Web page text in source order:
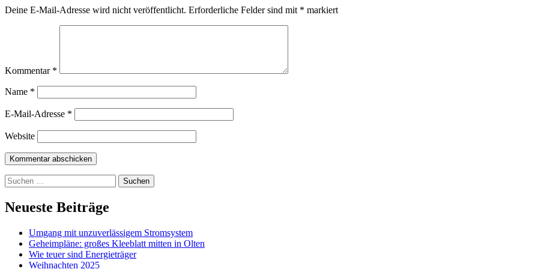
Deine E-Mail-Adresse wird nicht veröffentlicht. Erforderliche Felder sind mit * markiert
Kommentar *
Name *
E-Mail-Adresse *
Website
Suchen
nach:
Neueste Beiträge
Umgang mit unzuverlässigem Stromsystem
Geheimpläne: großes Kleeblatt mitten in Olten
Wie teuer sind Energieträger
Weihnachten 2025